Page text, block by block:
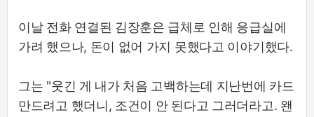
이날 전화 연결된 김장훈은 급체로 인해 응급실에
가려 했으나, 돈이 없어 가지 못했다고 이야기했다.
그는 "웃긴 게 내가 처음 고백하는데 지난번에 카드
만드려고 했더니, 조건이 안 된다고 그러더라고. 왠